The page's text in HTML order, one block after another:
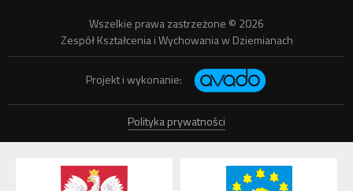
Wszelkie prawa zastrzeżone © 2026
Zespół Kształcenia i Wychowania w Dziemianach
Projekt i wykonanie:
Polityka prywatności